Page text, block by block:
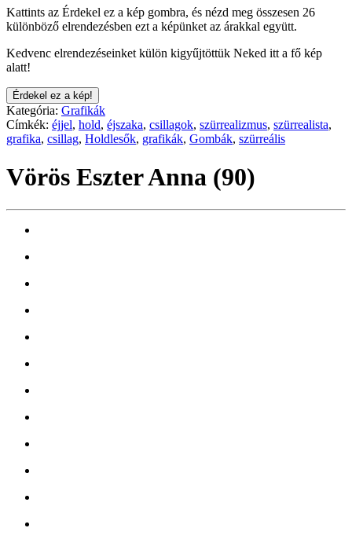
Kattints az Érdekel ez a kép gombra, és nézd meg összesen 26
különböző elrendezésben ezt a képünket az árakkal együtt.
Kedvenc elrendezéseinket külön kigyűjtöttük Neked itt a fő kép
alatt!
Érdekel ez a kép!
Kategória: Grafikák
Címkék: éjjel, hold, éjszaka, csillagok, szürrealizmus, szürrealista,
grafika, csillag, Holdlesők, grafikák, Gombák, szürreális
Vörös Eszter Anna (90)